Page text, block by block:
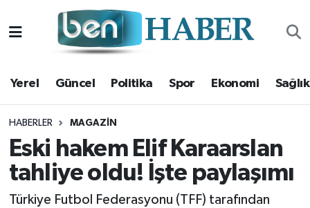
Yerel Güncel Politika Spor Ekonomi Sağlık
HABERLER MAGAZIN
Eski hakem Elif Karaarslan
tahliye oldu! İşte paylaşımı
Türkiye Futbol Federasyonu (TFF) tarafından
Yerel
Güncel
Politika
Spor
Ekonomi
Hava Durumu
Trafik Durumu
Süper Lig Puan Durumu ve Fikstür
Tüm Manşetler
Son Dakika Haberleri